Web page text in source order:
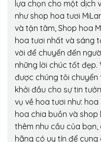
lựa chọn cho một dịch
như shop hoa tươi
và tận tâm, Shop hoa
hoa tươi nhất và sáng
vời để chuyển đến
những lời chúc tốt đẹp.
được chúng tôi
khởi đầu cho sự tin
vụ về hoa tươi như:
hoa chia buồn và
thêm nhu cầu của
hãng có uy tín để cung